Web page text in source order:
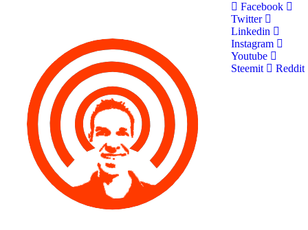
Facebook
Twitter
Linkedin
Instagram
Youtube
Steemit
Reddit